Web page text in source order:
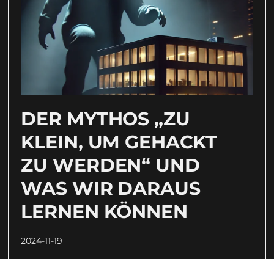
DER MYTHOS „ZU
KLEIN, UM GEHACKT
ZU WERDEN“ UND
WAS WIR DARAUS
LERNEN KÖNNEN
2024-11-19